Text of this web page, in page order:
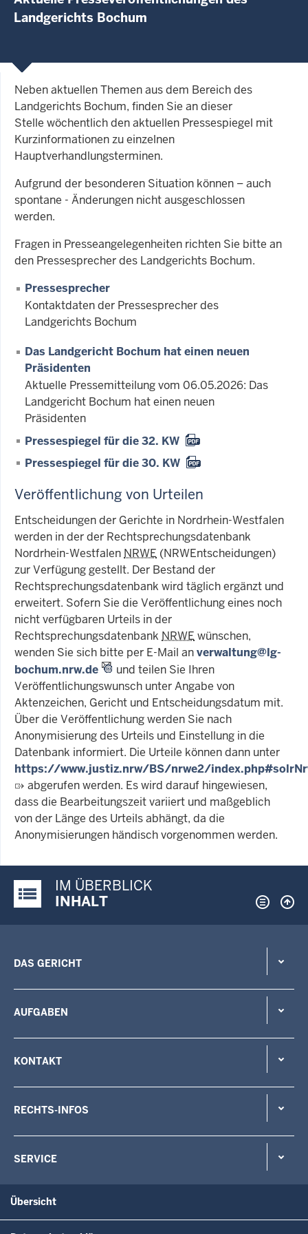
Landgerichts Bochum
Neben aktuellen Themen aus dem Bereich des
Landgerichts Bochum, finden Sie an dieser
Stelle wöchentlich den aktuellen Pressespiegel mit
Kurzinformationen zu einzelnen
Hauptverhandlungsterminen.
Aufgrund der besonderen Situation können – auch
spontane - Änderungen nicht ausgeschlossen
werden.
Fragen in Presseangelegenheiten richten Sie bitte an
den Pressesprecher des Landgerichts Bochum.
Pressesprecher
Kontaktdaten der Pressesprecher des
Landgerichts Bochum
Das Landgericht Bochum hat einen neuen
Präsidenten
Aktuelle Pressemitteilung vom 06.05.2026: Das
Landgericht Bochum hat einen neuen
Präsidenten
Pressespiegel für die 32. KW
Pressespiegel für die 30. KW
Veröffentlichung von Urteilen
Entscheidungen der Gerichte in Nordrhein-Westfalen
werden in der der Rechtsprechungsdatenbank
Nordrhein-Westfalen NRWE (NRWEntscheidungen)
zur Verfügung gestellt. Der Bestand der
Rechtsprechungsdatenbank wird täglich ergänzt und
erweitert. Sofern Sie die Veröffentlichung eines noch
nicht verfügbaren Urteils in der
Rechtsprechungsdatenbank NRWE wünschen,
wenden Sie sich bitte per E-Mail anverwaltung@lg-
bochum.nrw.de
und teilen Sie Ihren
Veröffentlichungswunsch unter Angabe von
Aktenzeichen, Gericht und Entscheidungsdatum mit.
Über die Veröffentlichung werden Sie nach
Anonymisierung des Urteils und Einstellung in die
Datenbank informiert. Die Urteile können dann unter
https://www.justiz.nrw/BS/nrwe2/
abgerufen werden. Es wird darauf hingewiesen,
dass die Bearbeitungszeit variiert und maßgeblich
von der Länge des Urteils abhängt, da die
Anonymisierungen händisch vorgenommen werden.
Justiz-Portal im Überblick:
IM ÜBERBLICK
INHALT
DAS GERICHT
AUFGABEN
KONTAKT
RECHTS-INFOS
SERVICE
Übersicht